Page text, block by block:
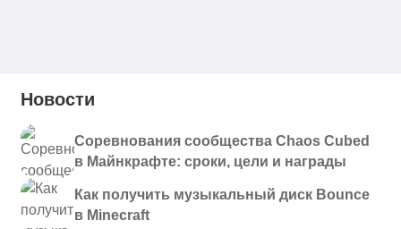
Новости
Соревнования сообщества Chaos Cubed
в Майнкрафте: сроки, цели и награды
Как получить музыкальный диск Bounce
в Minecraft